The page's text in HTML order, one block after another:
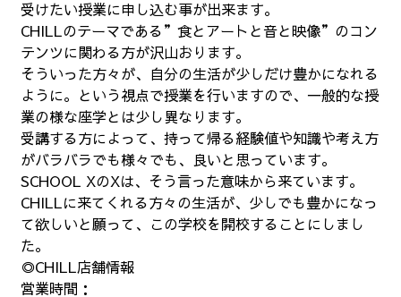
受けたい授業に申し込む事が出来ます。
CHILLのテーマである”食とアートと音と映像”のコン
テンツに関わる方が沢山おります。
そういった方々が、自分の生活が少しだけ豊かになれる
ように。という視点で授業を行いますので、一般的な授
業の様な座学とは少し異なります。
受講する方によって、持って帰る経験値や知識や考え方
がバラバラでも様々でも、良いと思っています。
SCHOOL XのXは、そう言った意味から来ています。
CHILLに来てくれる方々の生活が、少しでも豊かになっ
て欲しいと願って、この学校を開校することにしまし
た。
◎CHILL店舗情報
営業時間：